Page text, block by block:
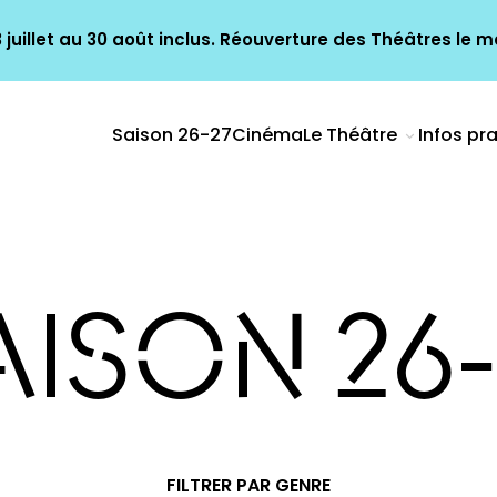
au 30 août inclus. Réouverture des Théâtres le
Saison 26-27CinémaLe Théâtre Infos
FILTRER PAR GENRE